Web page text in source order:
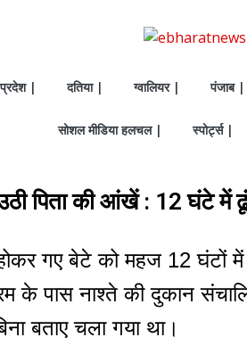
| दतिया | ग्वालियर | पंजाब |
सोशल मीडिया हलचल | स्पोर्ट्स |
पिता की आंखें : 12 घंटे में
गए बेटे को महज 12 घंटों
के पास नाश्ते की दुकान
बताए चला गया था।